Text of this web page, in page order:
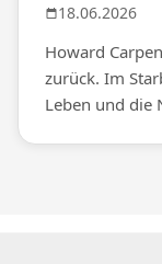
18.06.2026
Howard
zurück. Im
Leben und die